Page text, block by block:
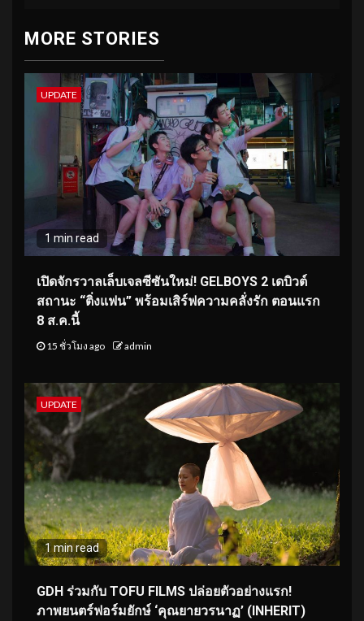
MORE STORIES
UPDATE
1 min read
เปิดจักรวาลเล็บเจลซีซันใหม่! GELBOYS 2 เดบิวต์
สถานะ “ติ่งแฟน” พร้อมเสิร์ฟความคลั่งรัก ตอนแรก
8 ส.ค.นี้
15 ชั่วโมง ago admin
UPDATE
1 min read
GDH ร่วมกับ TOFU FILMS ปล่อยตัวอย่างแรก!
ภาพยนตร์ฟอร์มยักษ์ ‘คุณยายวรนาฏ’ (INHERIT)